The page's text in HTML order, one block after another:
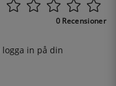
0 Recensioner
logga in på din